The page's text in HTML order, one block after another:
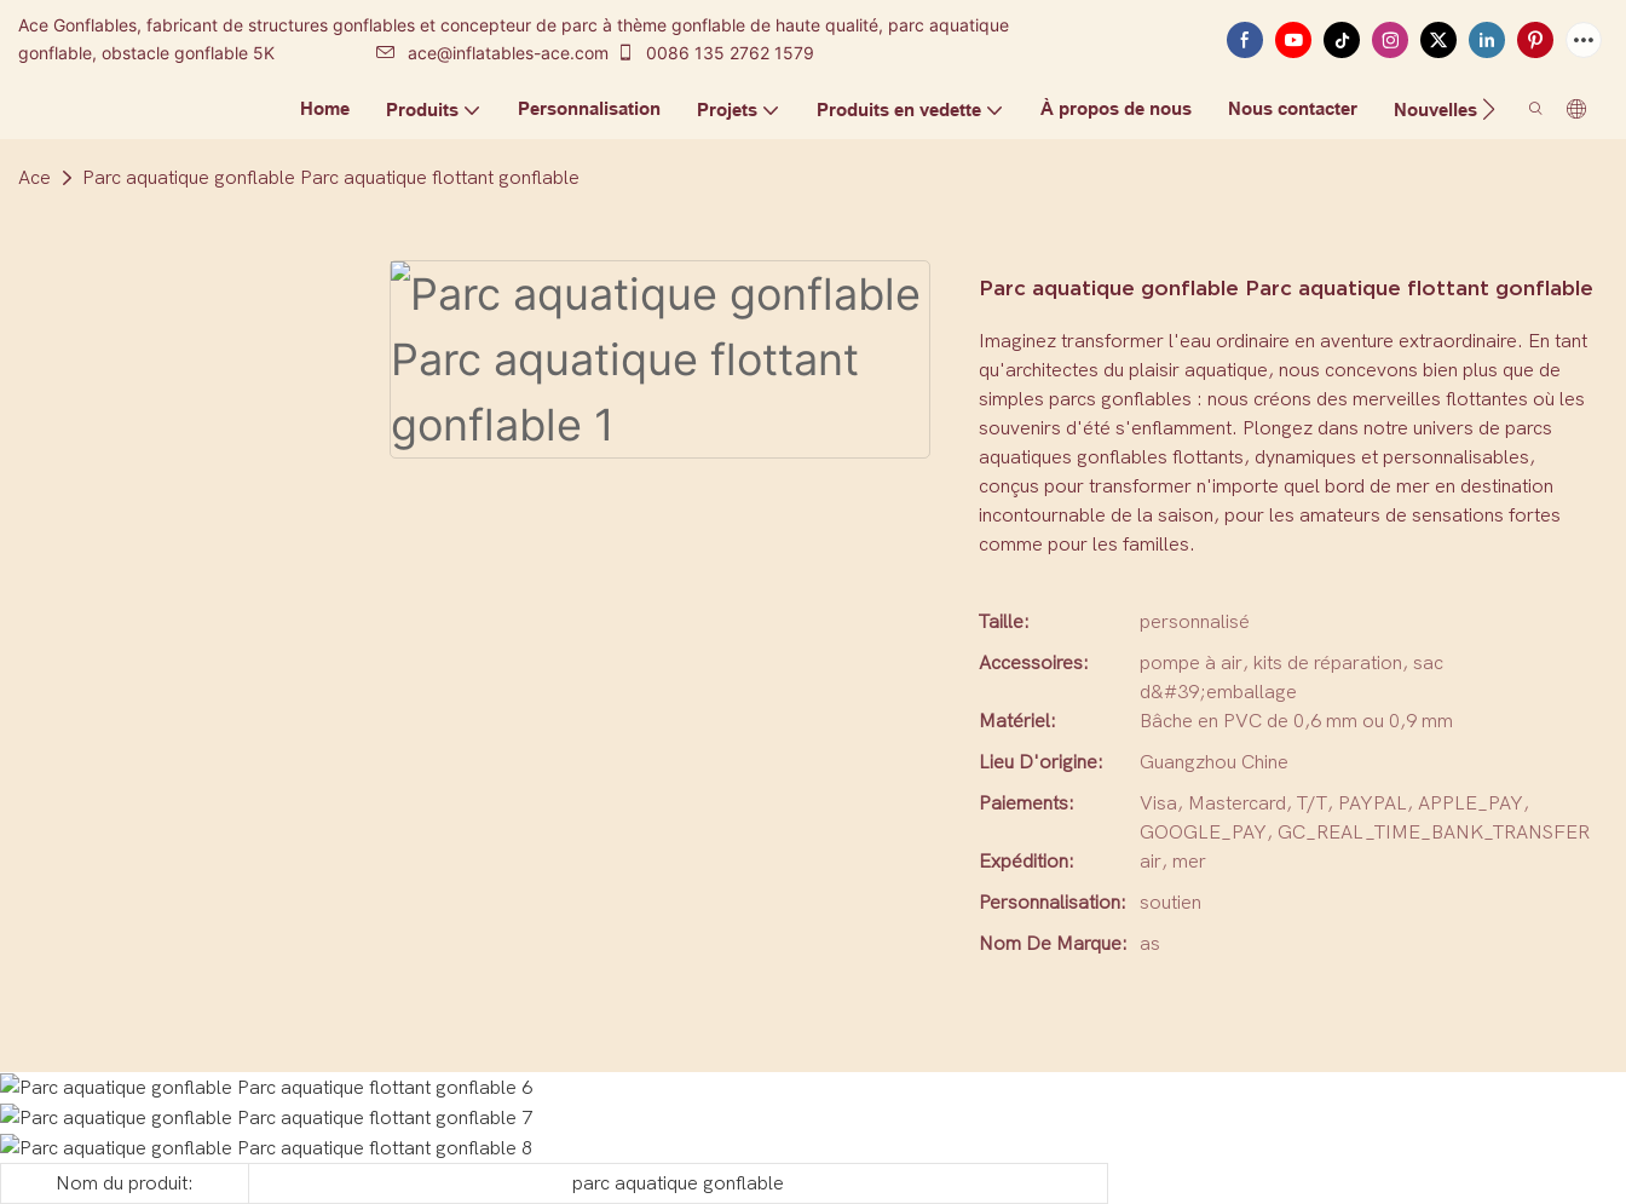
Ace Gonflables, fabricant de structures gonflables et concepteur de parc à thème gonflable de haute qualité, parc aquatique
gonflable, obstacle gonflable 5K
ace@inflatables-ace.com 0086 135 2762 1579
Home Produits Personnalisation Projets Produits en vedette À propos de nous Nous contacter Nouvelles FAQ
Ace Parc aquatique gonflable Parc aquatique flottant gonflable
Parc aquatique gonflable Parc aquatique flottant gonflable
Imaginez transformer l'eau ordinaire en aventure extraordinaire. En tant
qu'architectes du plaisir aquatique, nous concevons bien plus que de
simples parcs gonflables : nous créons des merveilles flottantes où les
souvenirs d'été s'enflamment. Plongez dans notre univers de parcs
aquatiques gonflables flottants, dynamiques et personnalisables,
conçus pour transformer n'importe quel bord de mer en destination
incontournable de la saison, pour les amateurs de sensations fortes
comme pour les familles.
Taille:
personnalisé
Accessoires:
pompe à air, kits de réparation, sac
d&#39;emballage
Matériel:
Bâche en PVC de 0,6 mm ou 0,9 mm
Lieu D'origine:
Guangzhou Chine
Paiements:
Visa, Mastercard, T/T, PAYPAL, APPLE_PAY,
GOOGLE_PAY, GC_REAL_TIME_BANK_TRANSFER
Expédition:
air, mer
Personnalisation:
soutien
Nom De Marque:
as
Nom du produit:
parc aquatique gonflable